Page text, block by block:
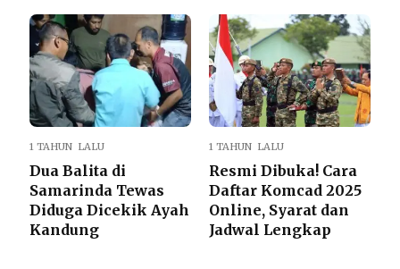
1 TAHUN LALU
Dua Balita di
Samarinda Tewas
Diduga Dicekik Ayah
Kandung
1 TAHUN LALU
Resmi Dibuka! Cara
Daftar Komcad 2025
Online, Syarat dan
Jadwal Lengkap